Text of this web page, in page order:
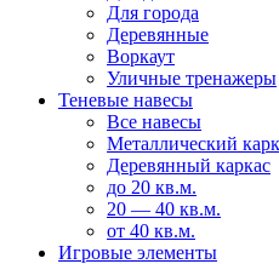
Для города
Деревянные
Воркаут
Уличные тренажеры
Теневые навесы
Все навесы
Металлический
Деревянный каркас
до 20 кв.м.
20 — 40 кв.м.
от 40 кв.м.
Игровые элементы